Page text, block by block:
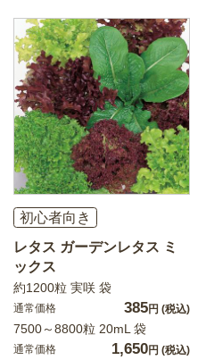
初心者向き
レタス ガーデンレタス ミ
ックス
約1200粒 実咲 袋
通常価格 385円 (税込)
7500～8800粒 20mL 袋
通常価格 1,650円 (税込)